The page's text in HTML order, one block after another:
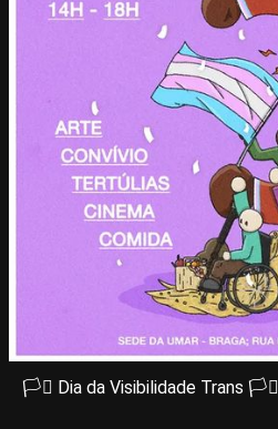
🏳️‍⚧️ Dia da Visibilidade Trans 🏳️‍⚧️